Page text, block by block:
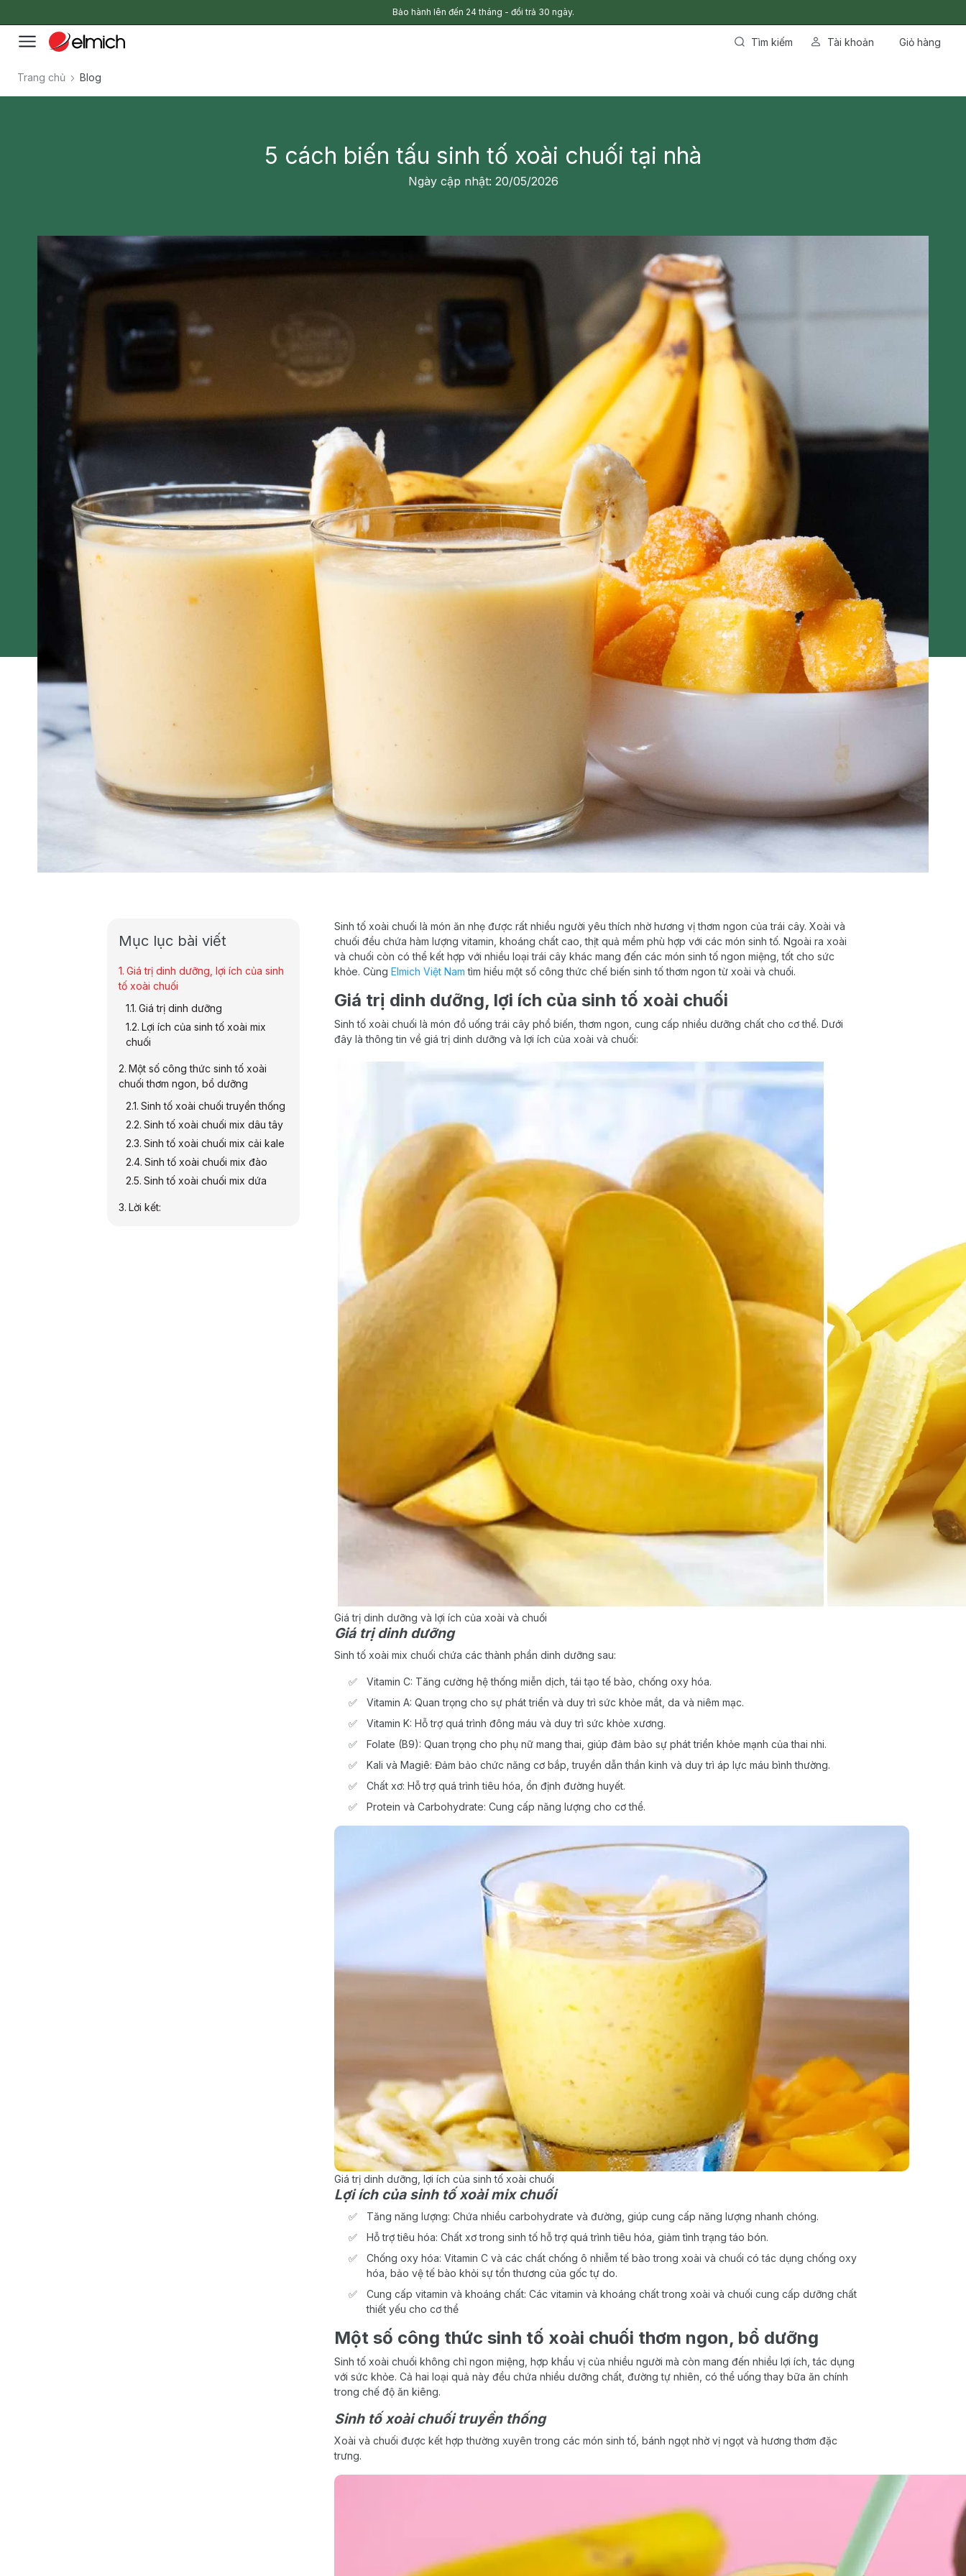
Bảo hành lên đến 24 tháng - đổi trả 30 ngày.
Tìm kiếm Tài khoản Giỏ hàng
Trang chủ Blog
5 cách biến tấu sinh tố xoài chuối tại nhà
Ngày cập nhật: 20/05/2026
Sinh tố xoài chuối là món ăn nhẹ được rất nhiều người yêu thích nhờ hương vị thơm ngon của trái cây. Xoài và
chuối đều chứa hàm lượng vitamin, khoáng chất cao, thịt quả mềm phù hợp với các món sinh tố. Ngoài ra xoài
và chuối còn có thể kết hợp với nhiều loại trái cây khác mang đến các món sinh tố ngon miệng, tốt cho sức
khỏe. Cùng Elmich Việt Nam tìm hiểu một số công thức chế biến sinh tố thơm ngon từ xoài và chuối.
Giá trị dinh dưỡng, lợi ích của sinh tố xoài chuối
Sinh tố xoài chuối là món đồ uống trái cây phổ biến, thơm ngon, cung cấp nhiều dưỡng chất cho cơ thể. Dưới
đây là thông tin về giá trị dinh dưỡng và lợi ích của xoài và chuối:
Giá trị dinh dưỡng và lợi ích của xoài và chuối
Giá trị dinh dưỡng
Sinh tố xoài mix chuối chứa các thành phần dinh dưỡng sau:
Vitamin C: Tăng cường hệ thống miễn dịch, tái tạo tế bào, chống oxy hóa.
Vitamin A: Quan trọng cho sự phát triển và duy trì sức khỏe mắt, da và niêm mạc.
Vitamin K: Hỗ trợ quá trình đông máu và duy trì sức khỏe xương.
Folate (B9): Quan trọng cho phụ nữ mang thai, giúp đảm bảo sự phát triển khỏe mạnh của thai nhi.
Kali và Magiê: Đảm bảo chức năng cơ bắp, truyền dẫn thần kinh và duy trì áp lực máu bình thường.
Chất xơ: Hỗ trợ quá trình tiêu hóa, ổn định đường huyết.
Protein và Carbohydrate: Cung cấp năng lượng cho cơ thể.
Giá trị dinh dưỡng, lợi ích của sinh tố xoài chuối
Lợi ích của sinh tố xoài mix chuối
Tăng năng lượng: Chứa nhiều carbohydrate và đường, giúp cung cấp năng lượng nhanh chóng.
Hỗ trợ tiêu hóa: Chất xơ trong sinh tố hỗ trợ quá trình tiêu hóa, giảm tình trạng táo bón.
Chống oxy hóa: Vitamin C và các chất chống ô nhiễm tế bào trong xoài và chuối có tác dụng chống oxy
hóa, bảo vệ tế bào khỏi sự tổn thương của gốc tự do.
Cung cấp vitamin và khoáng chất: Các vitamin và khoáng chất trong xoài và chuối cung cấp dưỡng chất
thiết yếu cho cơ thể
Một số công thức sinh tố xoài chuối thơm ngon, bổ dưỡng
Sinh tố xoài chuối không chỉ ngon miệng, hợp khẩu vị của nhiều người mà còn mang đến nhiều lợi ích, tác dụng
với sức khỏe. Cả hai loại quả này đều chứa nhiều dưỡng chất, đường tự nhiên, có thể uống thay bữa ăn chính
trong chế độ ăn kiêng.
Sinh tố xoài chuối truyền thống
Xoài và chuối được kết hợp thường xuyên trong các món sinh tố, bánh ngọt nhờ vị ngọt và hương thơm đặc
trưng.
Mục lục bài viết
Giá trị dinh dưỡng, lợi ích của sinh
tố xoài chuối
Giá trị dinh dưỡng
Lợi ích của sinh tố xoài mix
chuối
Một số công thức sinh tố xoài
chuối thơm ngon, bổ dưỡng
Sinh tố xoài chuối truyền thống
Sinh tố xoài chuối mix dâu tây
Sinh tố xoài chuối mix cải kale
Sinh tố xoài chuối mix đào
Sinh tố xoài chuối mix dứa
Lời kết: